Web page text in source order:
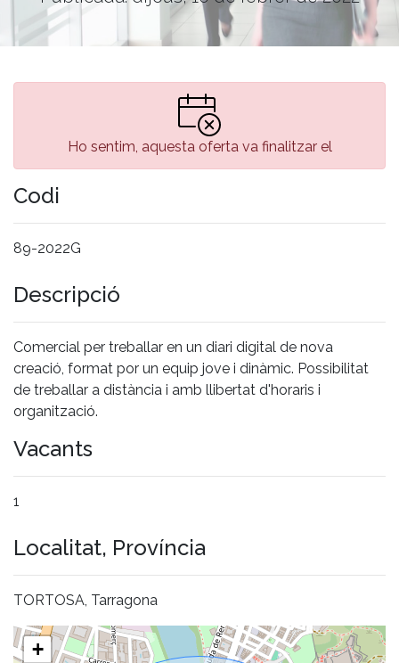
Ho sentim, aquesta oferta va finalitzar el
Codi
89-2022G
Descripció
Comercial per treballar en un diari digital de nova
creació, format por un equip jove i dinàmic. Possibilitat
de treballar a distància i amb llibertat d'horaris i
organització.
Vacants
1
Localitat, Província
TORTOSA, Tarragona
+